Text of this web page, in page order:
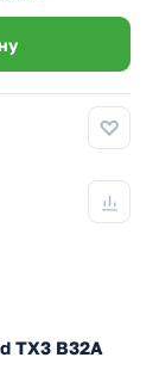
TX3 B32A